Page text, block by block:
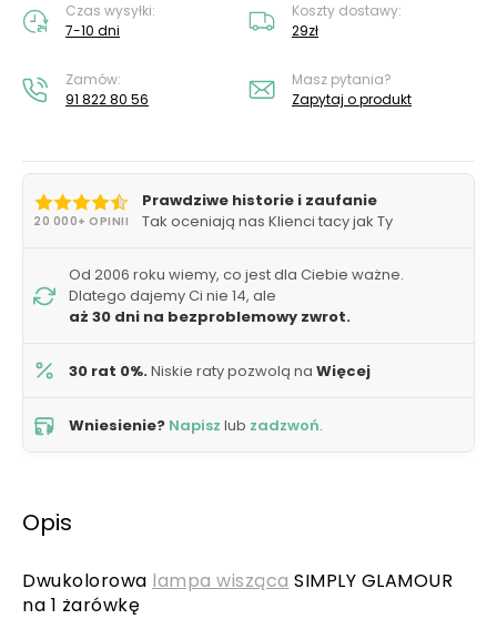
Czas wysyłki:
7-10 dni
Koszty dostawy:
29zł
Zamów:
91 822 80 56
Masz pytania?
Zapytaj o produkt
20 000+ OPINII
Prawdziwe historie i zaufanie
Tak oceniają nas Klienci tacy jak Ty
Od 2006 roku wiemy, co jest dla Ciebie ważne.
Dlatego dajemy Ci nie 14, ale
aż 30 dni na bezproblemowy zwrot.
30 rat 0%.Niskie raty pozwolą na Więcej
Wniesienie? Napisz lub zadzwoń.
Opis
Dwukolorowa lampa wisząca SIMPLY GLAMOUR
na 1 żarówkę